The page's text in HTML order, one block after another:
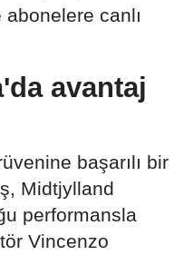
canlı
avantaj
başarılı bir
Midtjylland
performansla
Vincenzo